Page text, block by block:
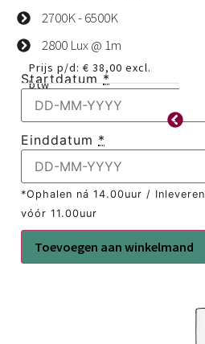
2700K - 6500K
2800 Lux @ 1m
Startdatum *
Einddatum *
*Ophalen ná 14.00uur / Inleveren
vóór 11.00uur
Toevoegen aan winkelmand
Prijs p/d: € 38,00 excl.
btw